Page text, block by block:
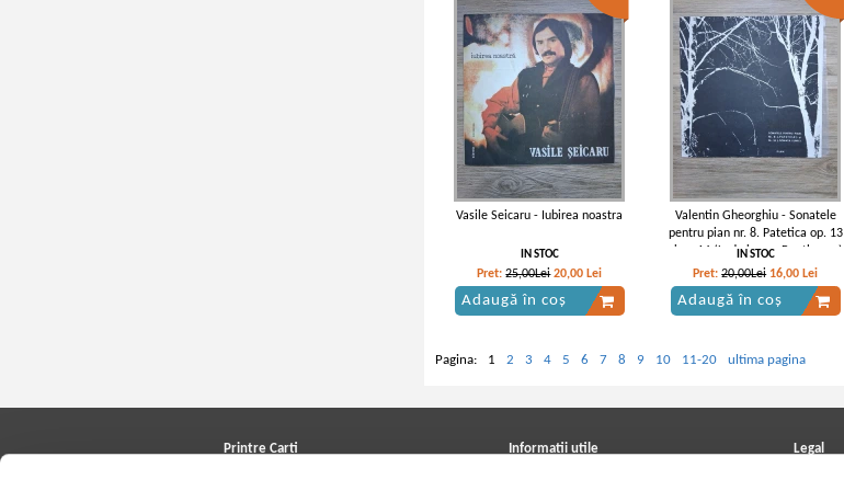
Vasile Seicaru - Iubirea noastra
IN STOC
Pret:25,00Lei 20,00 Lei
Adaugă în coș
Valentin Gheorghiu - Sonatele
pentru pian nr. 8. Patetica op. 13
si nr. 14 (Ludwig van Beethoven)
IN STOC
Pret:20,00Lei 16,00 Lei
Adaugă în coș
Pagina: 1 2 3 4 5 6 7 8 9 10 11-20 ultima pagina
Printre Carti Informatii utile Legal